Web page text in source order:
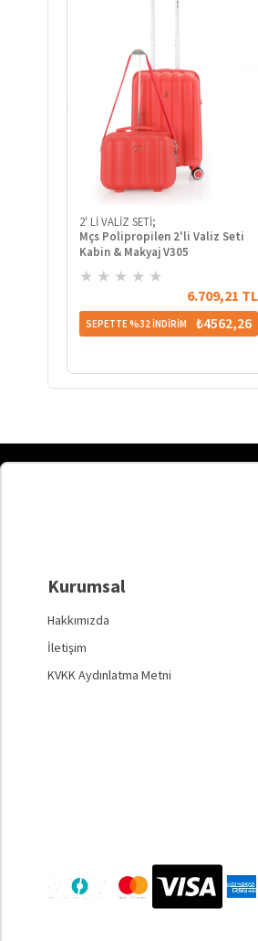
2' Lİ VALİZ SETİ;
Mçs Polipropilen 2'li Valiz Seti
Kabin & Makyaj V305
★ ★ ★ ★ ★
6.709,21 TL
SEPETTE %32 İNDİRİM ₺4562,26
Kurumsal
Hakkımızda
İletişim
KVKK Aydınlatma Metni